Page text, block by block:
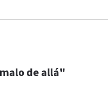
de allá"